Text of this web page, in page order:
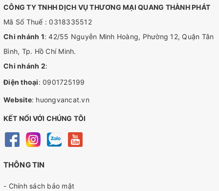
CÔNG TY TNHH DỊCH VỤ THƯƠNG MẠI QUANG THÀNH PHÁT
Mã Số Thuế : 0318335512
Chi nhánh 1: 42/55 Nguyễn Minh Hoàng, Phường 12, Quận Tân
Bình, Tp. Hồ Chí Minh.
Chi nhánh 2:
Điện thoại: 0901725199
Website: huongvancat.vn
KẾT NỐI VỚI CHÚNG TÔI
THÔNG TIN
- Chính sách bảo mật